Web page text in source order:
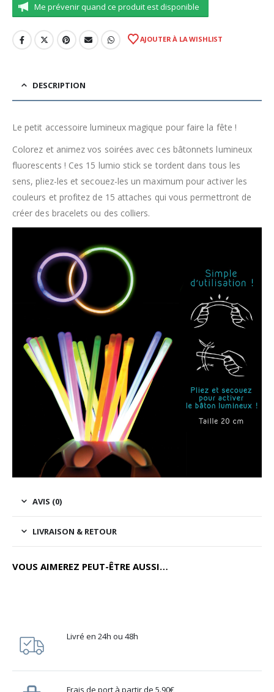
Me prévenir quand ce produit est disponible
AJOUTER À LA WISHLIST
DESCRIPTION
Le petit accessoire lumineux magique pour faire la fête !
Colorez et animez vos soirées avec ces bâtonnets lumineux
fluorescents ! Ces 15 lumio stick se tordent dans tous les
sens, pliez-les et secouez-les un maximum pour activer les
couleurs et profitez de 15 attaches qui vous permettront de
créer des bracelets ou des colliers.
AVIS (0)
LIVRAISON & RETOUR
VOUS AIMEREZ PEUT-ÊTRE AUSSI…
Livré en 24h ou 48h
Frais de port à partir de 5.90€